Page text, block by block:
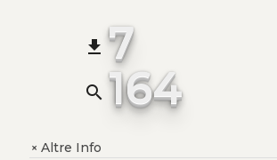
file_download 7
search 164
+Altre Info